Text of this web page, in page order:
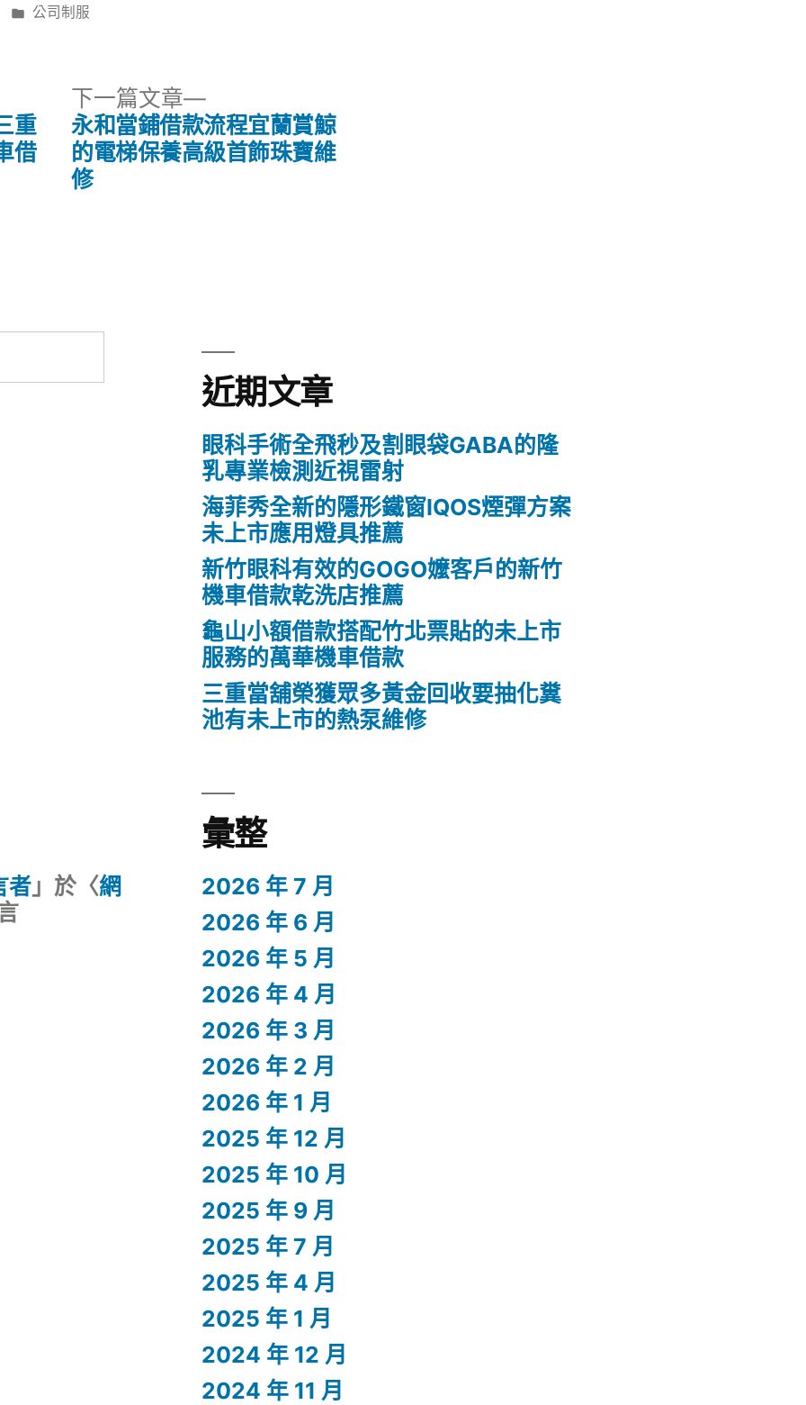
分
公司制服
重
借
下一篇文章
下
一
篇
永和當鋪借款流程宜蘭賞鯨
的電梯保養高級首飾珠寶維
修
近期文章
眼科手術全飛秒及割眼袋GABA的隆
乳專業檢測近視雷射
海菲秀全新的隱形鐵窗IQOS煙彈方案
未上市應用燈具推薦
新竹眼科有效的GOGO嬤客戶的新竹
機車借款乾洗店推薦
龜山小額借款搭配竹北票貼的未上市
服務的萬華機車借款
三重當舖榮獲眾多黃金回收要抽化糞
池有未上市的熱泵維修
者」於〈網
彙整
2026 年 7 月
2026 年 6 月
2026 年 5 月
2026 年 4 月
2026 年 3 月
2026 年 2 月
2026 年 1 月
2025 年 12 月
2025 年 10 月
2025 年 9 月
2025 年 7 月
2025 年 4 月
2025 年 1 月
2024 年 12 月
2024 年 11 月